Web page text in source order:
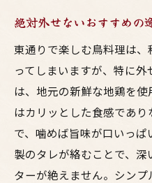
絶対外せないおすすめの
東通りで楽しむ鳥料理は
ってしまいますが、特に
は、地元の新鮮な地鶏を
はカリッとした食感であ
で、噛めば旨味が口いっ
製のタレが絡むことで、
ターが絶えません。シン